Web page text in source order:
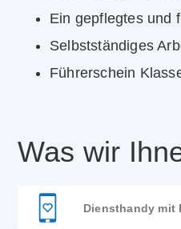
Ein gepflegtes und
Selbstständiges
Führerschein
Was wir
Diensthandy mit